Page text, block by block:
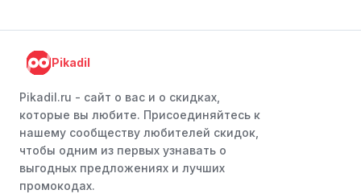
Pikadil
Pikadil.ru - cайт о вас и о скидках,
которые вы любите. Присоединяйтесь к
нашему сообществу любителей скидок,
чтобы одним из первых узнавать о
выгодных предложениях и лучших
промокодах.